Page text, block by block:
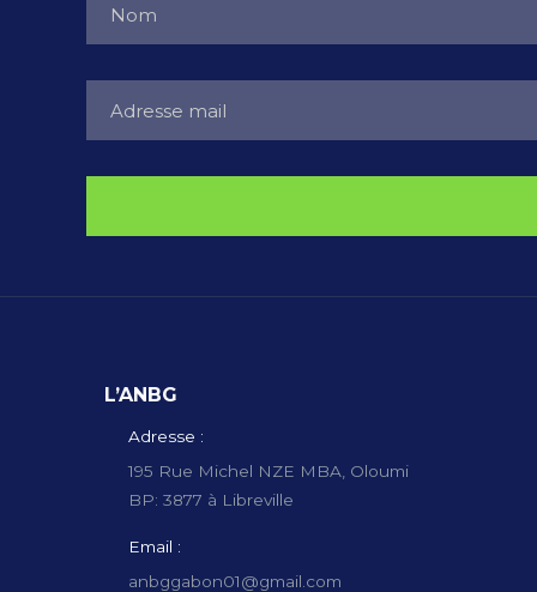
L’ANBG
Adresse :
195 Rue Michel NZE MBA, Oloumi
BP: 3877 à Libreville
Email :
anbggabon01@gmail.com